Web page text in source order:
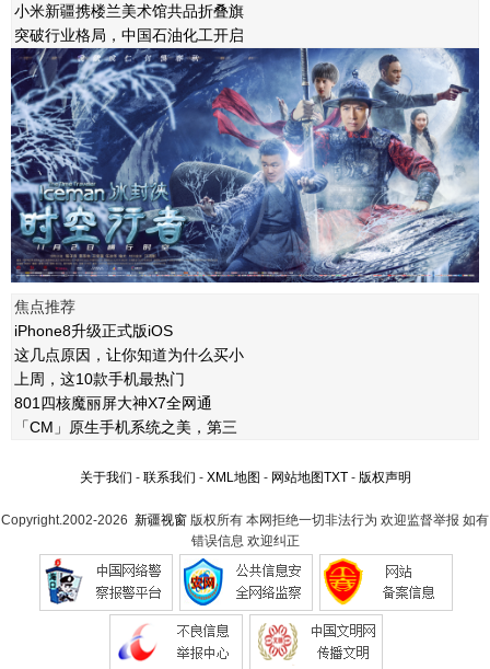
小米新疆携楼兰美术馆共品折叠旗
突破行业格局，中国石油化工开启
焦点推荐
iPhone8升级正式版iOS
这几点原因，让你知道为什么买小
上周，这10款手机最热门
801四核魔丽屏大神X7全网通
「CM」原生手机系统之美，第三
关于我们 - 联系我们 - XML地图 - 网站地图TXT- 版权声明
Copyright.2002-2026 新疆视窗 版权所有 本网拒绝一切非法行为 欢迎监督举报 如有
错误信息 欢迎纠正